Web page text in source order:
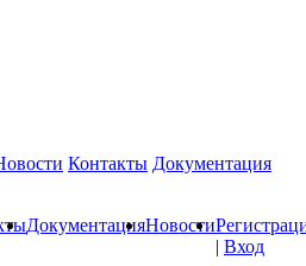
Контакты Документация
ДокументацияНовости
| Вход